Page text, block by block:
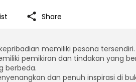
Share
memiliki pesona
pemikiran dan tindakan yang
berbeda.
dan penuh inspirasi di